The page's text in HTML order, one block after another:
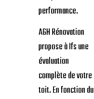
performance.
AGH Rénovation
propose à Ifs une
évaluation
complète de votre
toit. En fonction du